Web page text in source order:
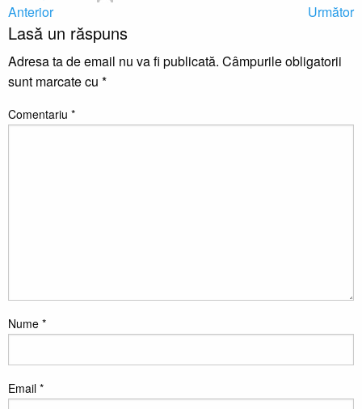
Anterior
Următor
Lasă un răspuns
Adresa ta de email nu va fi publicată. Câmpurile obligatorii
sunt marcate cu *
Comentariu *
Nume *
Email *